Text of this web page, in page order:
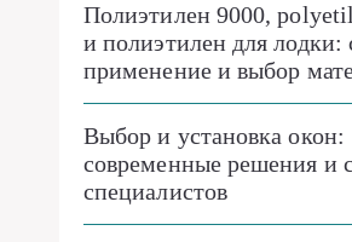
Полиэтилен 9000,
и полиэтилен для лодки:
применение и выбор
Выбор и установка окон:
современные решения и
специалистов